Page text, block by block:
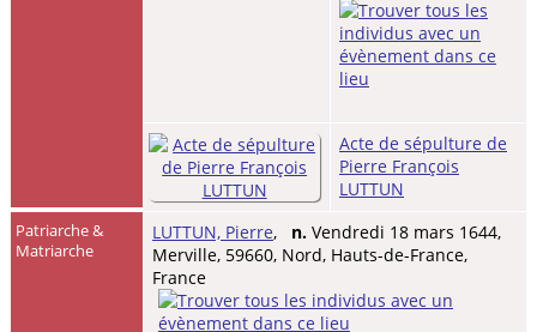
Acte de sépulture de
Pierre François
LUTTUN
Patriarche &
Matriarche
LUTTUN, Pierre, n. Vendredi 18 mars 1644,
Merville, 59660, Nord, Hauts-de-France,
France